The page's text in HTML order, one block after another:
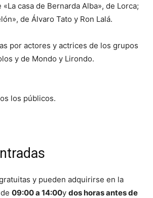
casa de Bernarda Alba», de Lorca;
de Álvaro Tato y Ron Lalá.
por actores y actrices de los grupos
y de Mondo y Lirondo.
los públicos.
y pueden adquirirse en la
09:00 a 14:00y dos horas antes de